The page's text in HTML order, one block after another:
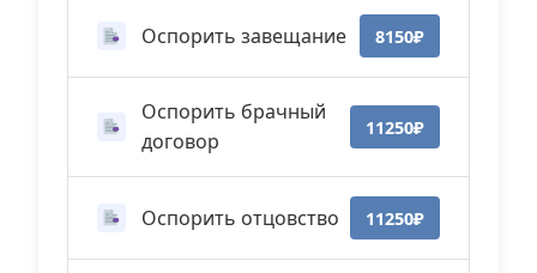
Оспорить завещание 8150₽
Оспорить брачный
договор
11250₽
Оспорить отцовство 11250₽